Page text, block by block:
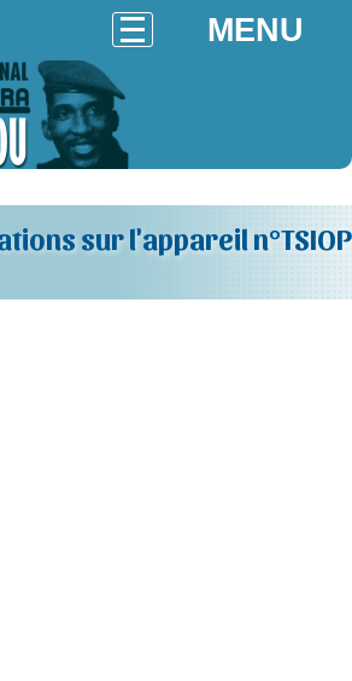
MENU
sur l'appareil n°TSIOP